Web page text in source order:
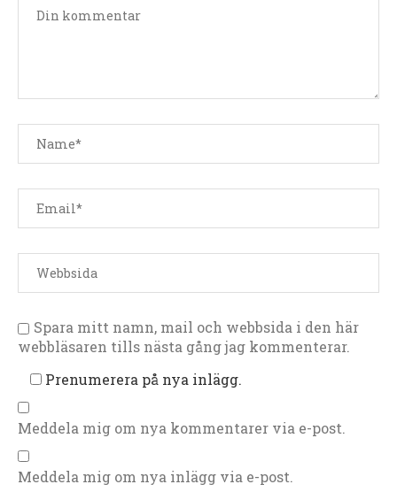
stjärnor
stjärnor
stjärnor
stjärna
Spara mitt namn, mail och webbsida i den här
webbläsaren tills nästa gång jag kommenterar.
Prenumerera på nya inlägg.
Meddela mig om nya kommentarer via e-post.
Meddela mig om nya inlägg via e-post.